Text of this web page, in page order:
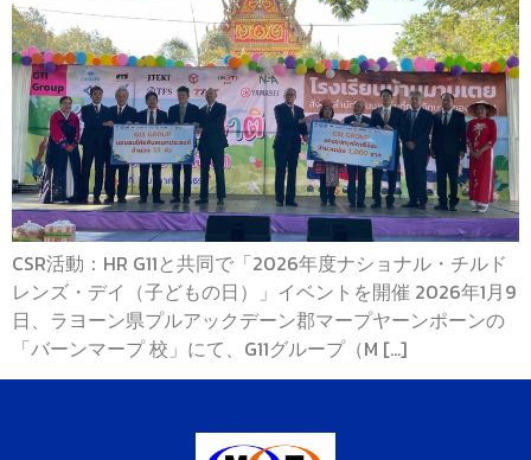
CSR活動：HR G11と共同で「2026年度ナショナル・チルド
レンズ・デイ（子どもの日）」イベントを開催 2026年1月9
日、ラヨーン県プルアックデーン郡マープヤーンポーンの
「バーンマープ 校」にて、G11グループ（M […]